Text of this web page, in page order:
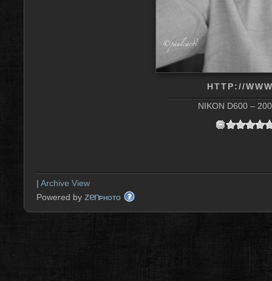
HTTP://
NIKON D600 –
| Archive View
Powered by zenPHOTO